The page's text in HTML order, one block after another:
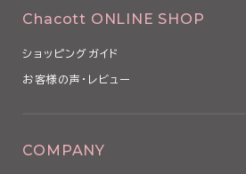
Chacott ONLINE SHOP
ショッピングガイド
お客様の声・レビュー
COMPANY